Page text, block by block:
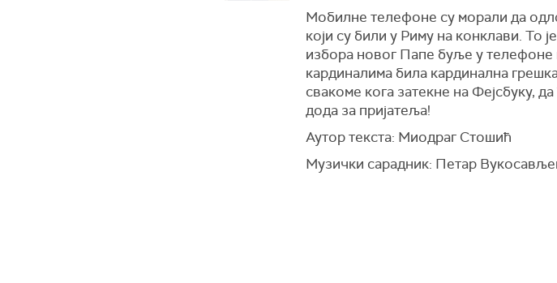
Мобилне телефоне су морали да
који су били у Риму на конклави. То
избора новог Папе буље у телефоне
кардиналима била кардинална
свакоме кога затекне на Фејсбуку,
дода за пријатеља!
Аутор текста: Миодраг Стошић
Музички сарадник: Петар